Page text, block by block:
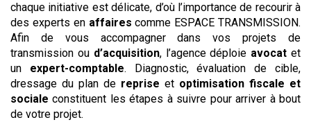
chaque initiative est délicate, d’où l’importance de recourir à
des experts en affaires comme ESPACE TRANSMISSION.
Afin de vous accompagner dans vos projets de
transmission ou d’acquisition, l’agence déploie avocat et
un expert-comptable. Diagnostic, évaluation de cible,
dressage du plan de reprise et optimisation fiscale et
sociale constituent les étapes à suivre pour arriver à bout
de votre projet.